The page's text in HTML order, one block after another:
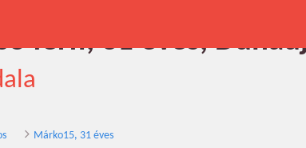
férfi, 31 éves,
Márko15, 31 éves